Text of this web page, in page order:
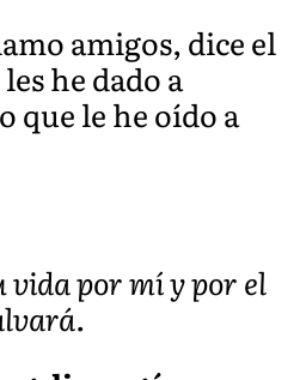
amigos, dice el
he dado a
que le he oído a
vida por mí y por el